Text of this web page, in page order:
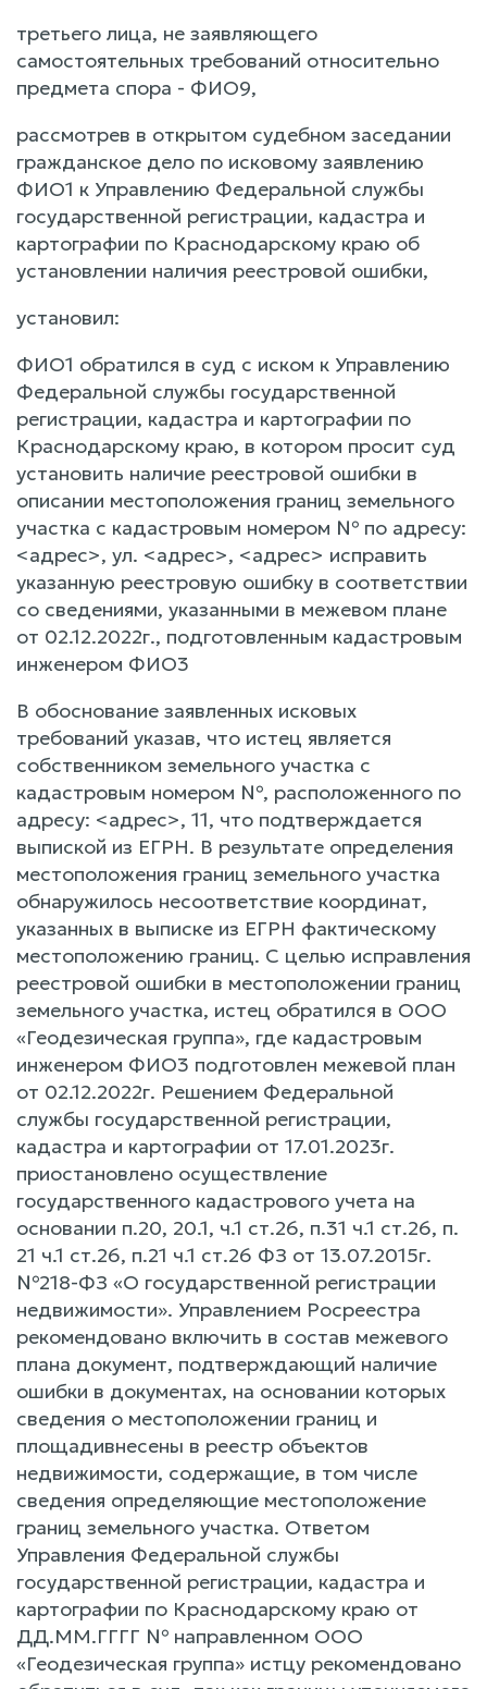
третьего лица, не заявляющего
самостоятельных требований относительно
предмета спора - ФИО9,
рассмотрев в открытом судебном заседании
гражданское дело по исковому заявлению
ФИО1 к Управлению Федеральной службы
государственной регистрации, кадастра и
картографии по Краснодарскому краю об
установлении наличия реестровой ошибки,
установил:
ФИО1 обратился в суд с иском к Управлению
Федеральной службы государственной
регистрации, кадастра и картографии по
Краснодарскому краю, в котором просит суд
установить наличие реестровой ошибки в
описании местоположения границ земельного
участка с кадастровым номером № по адресу:
<адрес>, ул. <адрес>, <адрес> исправить
указанную реестровую ошибку в соответствии
со сведениями, указанными в межевом плане
от 02.12.2022г., подготовленным кадастровым
инженером ФИО3
В обоснование заявленных исковых
требований указав, что истец является
собственником земельного участка с
кадастровым номером №, расположенного по
адресу: <адрес>, 11, что подтверждается
выпиской из ЕГРН. В результате определения
местоположения границ земельного участка
обнаружилось несоответствие координат,
указанных в выписке из ЕГРН фактическому
местоположению границ. С целью исправления
реестровой ошибки в местоположении границ
земельного участка, истец обратился в ООО
«Геодезическая группа», где кадастровым
инженером ФИО3 подготовлен межевой план
от 02.12.2022г. Решением Федеральной
службы государственной регистрации,
кадастра и картографии от 17.01.2023г.
приостановлено осуществление
государственного кадастрового учета на
основании п.20, 20.1, ч.1 ст.26, п.31 ч.1 ст.26, п.
21 ч.1 ст.26, п.21 ч.1 ст.26 ФЗ от 13.07.2015г.
№218-ФЗ «О государственной регистрации
недвижимости». Управлением Росреестра
рекомендовано включить в состав межевого
плана документ, подтверждающий наличие
ошибки в документах, на основании которых
сведения о местоположении границ и
площадивнесены в реестр объектов
недвижимости, содержащие, в том числе
сведения определяющие местоположение
границ земельного участка. Ответом
Управления Федеральной службы
государственной регистрации, кадастра и
картографии по Краснодарскому краю от
ДД.ММ.ГГГГ № направленном ООО
«Геодезическая группа» истцу рекомендовано